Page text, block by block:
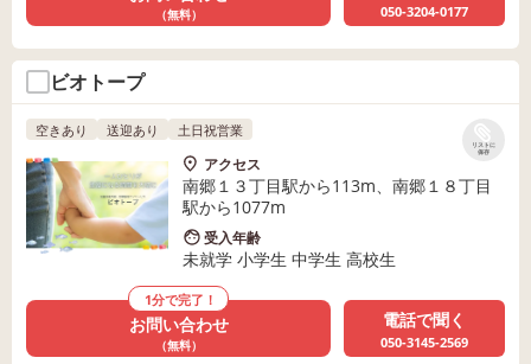
（無料） 050-3204-0177
ビオトープ
リストに
保存
空きあり 送迎あり 土日祝営業
アクセス
南郷１３丁目駅から113m、南郷１８丁目
駅から1077m
受入年齢
未就学 小学生 中学生 高校生
1分で完了！
お問い合わせ
（無料）
電話で聞く
050-3145-2569